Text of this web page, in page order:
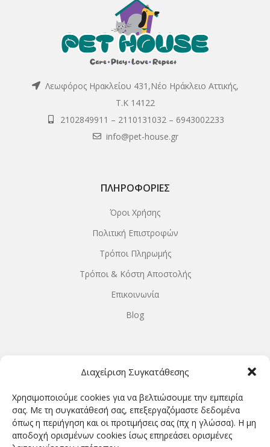
Διαχείριση Συγκατάθεσης
Χρησιμοποιούμε cookies για να βελτιώσουμε την εμπειρία
σας. Με τη συγκατάθεσή σας, επεξεργαζόμαστε δεδομένα
όπως η περιήγηση και οι προτιμήσεις σας (πχ η γλώσσα). Η μη
αποδοχή ορισμένων cookies ίσως επηρεάσει ορισμένες
Λεωφόρος Ηρακλείου 431,Νέο Ηράκλειο Αττικής,
Τ.Κ 14122
2102849911 – 2110131032– 6943002233
info@pet-house.gr
ΠΛΗΡΟΦΟΡΊΕΣ
Όροι Χρήσης
Πολιτική Επιστροφών
Τρόποι Πληρωμής
Τρόποι & Κόστη Αποστολής
Επικοινωνία
Blog
ΤΡΙΤΗ-ΠΕΜΠΤΗ-ΠΑΡΑΣΚΕΥΗ 9.00-20.00
ΣΑΒΒΑΤΟ 9.00-15.00